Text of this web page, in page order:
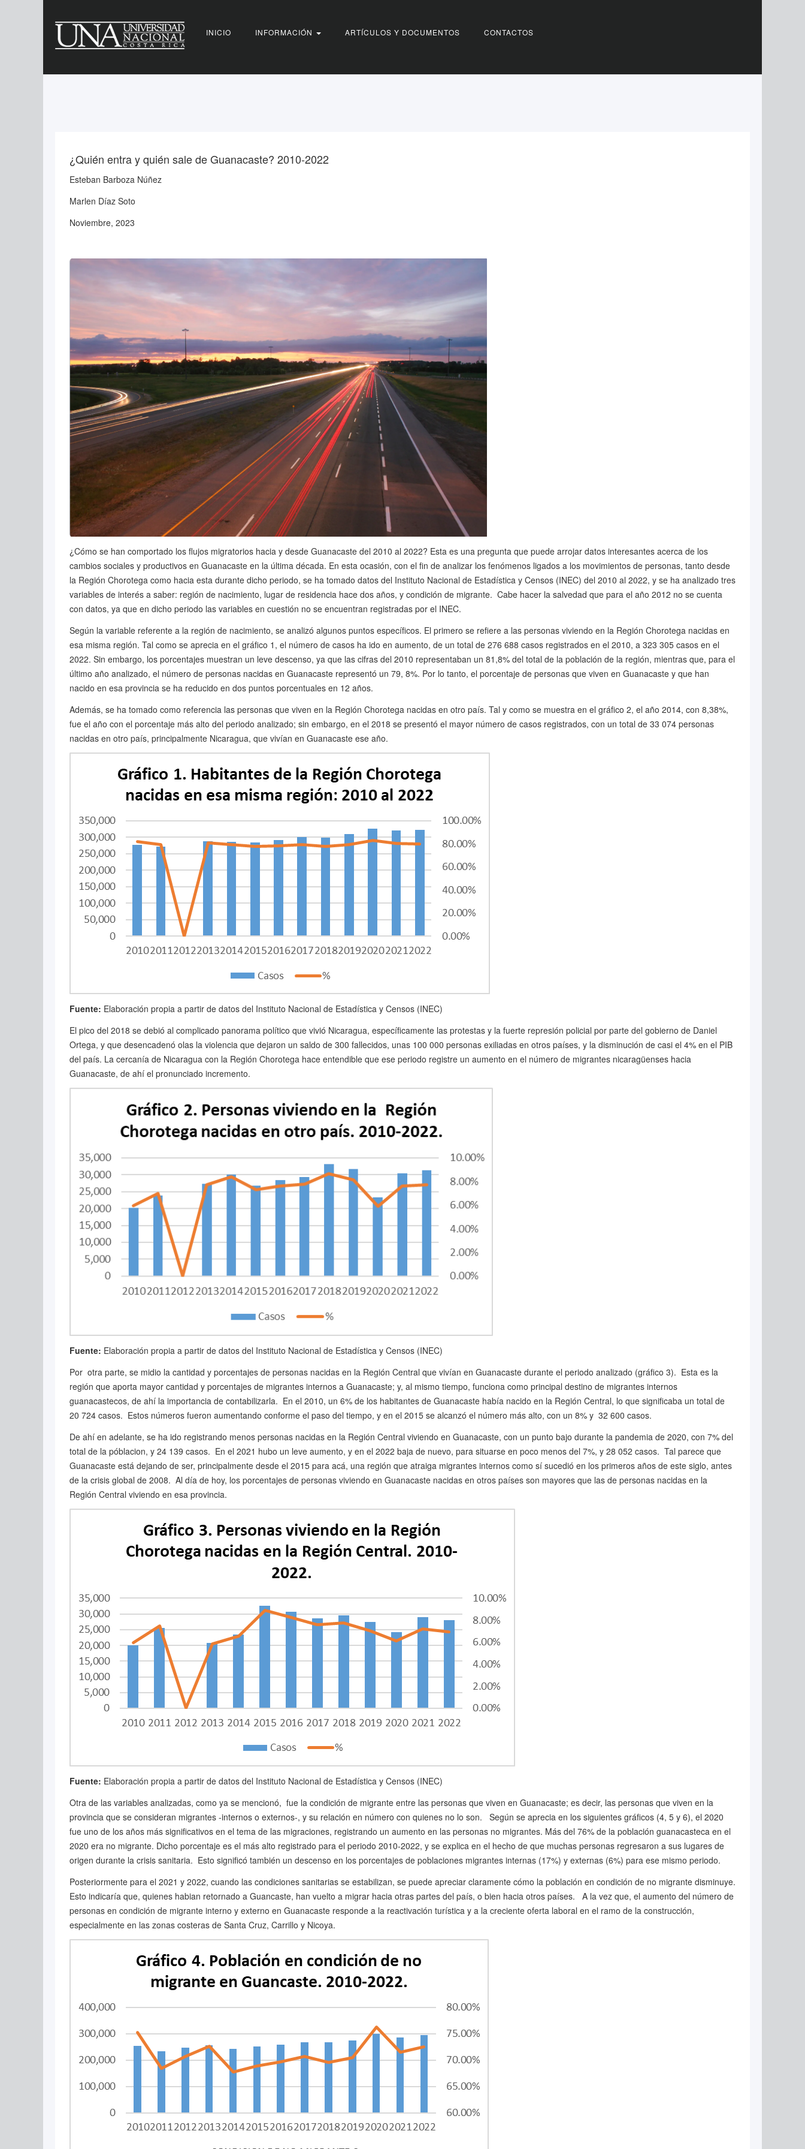
INICIO INFORMACIÓN ARTÍCULOS Y DOCUMENTOS CONTACTOS
¿Quién entra y quién sale de Guanacaste? 2010-2022
Esteban Barboza Núñez
Marlen Díaz Soto
Noviembre, 2023
¿Cómo se han comportado los flujos migratorios hacia y desde Guanacaste del 2010 al 2022? Esta es una pregunta que puede arrojar datos interesantes acerca de los
cambios sociales y productivos en Guanacaste en la última década. En esta ocasión, con el fin de analizar los fenómenos ligados a los movimientos de personas, tanto desde
la Región Chorotega como hacia esta durante dicho periodo, se ha tomado datos del Instituto Nacional de Estadística y Censos (INEC) del 2010 al 2022, y se ha analizado tres
variables de interés a saber: región de nacimiento, lugar de residencia hace dos años, y condición de migrante. Cabe hacer la salvedad que para el año 2012 no se cuenta
con datos, ya que en dicho periodo las variables en cuestión no se encuentran registradas por el INEC.
Según la variable referente a la región de nacimiento, se analizó algunos puntos específicos. El primero se refiere a las personas viviendo en la Región Chorotega nacidas en
esa misma región. Tal como se aprecia en el gráfico 1, el número de casos ha ido en aumento, de un total de 276 688 casos registrados en el 2010, a 323 305 casos en el
2022. Sin embargo, los porcentajes muestran un leve descenso, ya que las cifras del 2010 representaban un 81,8% del total de la población de la región, mientras que, para el
último año analizado, el número de personas nacidas en Guanacaste representó un 79, 8%. Por lo tanto, el porcentaje de personas que viven en Guanacaste y que han
nacido en esa provincia se ha reducido en dos puntos porcentuales en 12 años.
Además, se ha tomado como referencia las personas que viven en la Región Chorotega nacidas en otro país. Tal y como se muestra en el gráfico 2, el año 2014, con 8,38%,
fue el año con el porcentaje más alto del periodo analizado; sin embargo, en el 2018 se presentó el mayor número de casos registrados, con un total de 33 074 personas
nacidas en otro país, principalmente Nicaragua, que vivían en Guanacaste ese año.
Fuente: Elaboración propia a partir de datos del Instituto Nacional de Estadística y Censos (INEC)
El pico del 2018 se debió al complicado panorama político que vivió Nicaragua, específicamente las protestas y la fuerte represión policial por parte del gobierno de Daniel
Ortega, y que desencadenó olas la violencia que dejaron un saldo de 300 fallecidos, unas 100 000 personas exiliadas en otros países, y la disminución de casi el 4% en el PIB
del país. La cercanía de Nicaragua con la Región Chorotega hace entendible que ese periodo registre un aumento en el número de migrantes nicaragüenses hacia
Guanacaste, de ahí el pronunciado incremento.
Fuente: Elaboración propia a partir de datos del Instituto Nacional de Estadística y Censos (INEC)
Por otra parte, se midio la cantidad y porcentajes de personas nacidas en la Región Central que vivían en Guanacaste durante el periodo analizado (gráfico 3). Esta es la
región que aporta mayor cantidad y porcentajes de migrantes internos a Guanacaste; y, al mismo tiempo, funciona como principal destino de migrantes internos
guanacastecos, de ahí la importancia de contabilizarla. En el 2010, un 6% de los habitantes de Guanacaste había nacido en la Región Central, lo que significaba un total de
20 724 casos. Estos números fueron aumentando conforme el paso del tiempo, y en el 2015 se alcanzó el número más alto, con un 8% y 32 600 casos.
De ahí en adelante, se ha ido registrando menos personas nacidas en la Región Central viviendo en Guanacaste, con un punto bajo durante la pandemia de 2020, con 7% del
total de la póblacion, y 24 139 casos. En el 2021 hubo un leve aumento, y en el 2022 baja de nuevo, para situarse en poco menos del 7%, y 28 052 casos. Tal parece que
Guanacaste está dejando de ser, principalmente desde el 2015 para acá, una región que atraiga migrantes internos como sí sucedió en los primeros años de este siglo, antes
de la crisis global de 2008. Al día de hoy, los porcentajes de personas viviendo en Guanacaste nacidas en otros países son mayores que las de personas nacidas en la
Región Central viviendo en esa provincia.
Fuente: Elaboración propia a partir de datos del Instituto Nacional de Estadística y Censos (INEC)
Otra de las variables analizadas, como ya se mencionó, fue la condición de migrante entre las personas que viven en Guanacaste; es decir, las personas que viven en la
provincia que se consideran migrantes -internos o externos-, y su relación en número con quienes no lo son. Según se aprecia en los siguientes gráficos (4, 5 y 6), el 2020
fue uno de los años más significativos en el tema de las migraciones, registrando un aumento en las personas no migrantes. Más del 76% de la población guanacasteca en el
2020 era no migrante. Dicho porcentaje es el más alto registrado para el periodo 2010-2022, y se explica en el hecho de que muchas personas regresaron a sus lugares de
origen durante la crisis sanitaria. Esto significó también un descenso en los porcentajes de poblaciones migrantes internas (17%) y externas (6%) para ese mismo periodo.
Posteriormente para el 2021 y 2022, cuando las condiciones sanitarias se estabilizan, se puede apreciar claramente cómo la población en condición de no migrante disminuye.
Esto indicaría que, quienes habian retornado a Guancaste, han vuelto a migrar hacia otras partes del país, o bien hacia otros países. A la vez que, el aumento del número de
personas en condición de migrante interno y externo en Guanacaste responde a la reactivación turística y a la creciente oferta laboral en el ramo de la construcción,
especialmente en las zonas costeras de Santa Cruz, Carrillo y Nicoya.